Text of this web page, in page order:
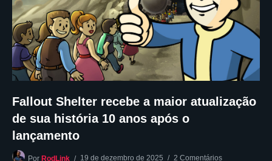
Fallout Shelter recebe a maior atualização
de sua história 10 anos após o
lançamento
Por RodLink 19 de dezembro de 2025 2 Comentários